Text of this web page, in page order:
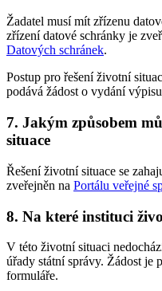
Žadatel musí mít zřízenu
zřízení datové schránky je
Datových schránek.
Postup pro řešení životní
podává žádost o vydání
7. Jakým způsobem
situace
Řešení životní situace se
zveřejněn na Portálu veřejné
8. Na které instituci
V této životní situaci
úřady státní správy. Žádost je
formuláře.